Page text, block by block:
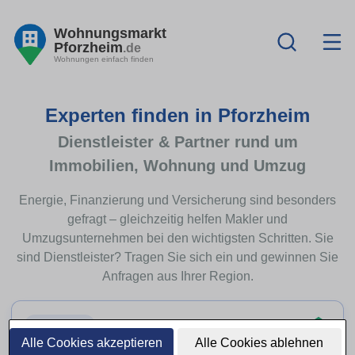
Alle Cookies akzeptieren Alle Cookies ablehnen
Wohnungsmarkt
Pforzheim.de
Wohnungen einfach finden
Experten finden in Pforzheim
Dienstleister & Partner rund um
Immobilien, Wohnung und Umzug
Energie, Finanzierung und Versicherung sind besonders
gefragt – gleichzeitig helfen Makler und
Umzugsunternehmen bei den wichtigsten Schritten. Sie
sind Dienstleister? Tragen Sie sich ein und gewinnen Sie
Anfragen aus Ihrer Region.
Top-Thema